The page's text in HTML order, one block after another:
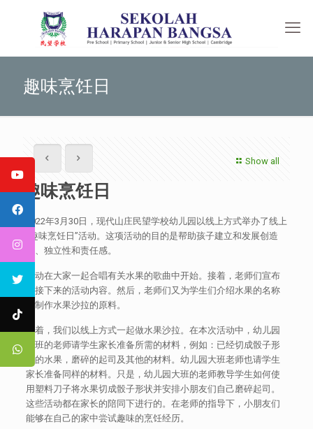
趣味烹饪日
Show all
趣味烹饪日
2022年3月30日，现代山庄民望学校幼儿园以线上方式举办了线上
“趣味烹饪日”活动。这项活动的目的是帮助孩子建立和发展创造
力、独立性和责任感。
活动在大家一起合唱有关水果的歌曲中开始。接着，老师们宣布
了接下来的活动内容。然后，老师们又为学生们介绍水果的名称
和制作水果沙拉的原料。
接着，我们以线上方式一起做水果沙拉。在本次活动中，幼儿园
中班的老师请学生家长准备所需的材料，例如：已经切成骰子形
状的水果，磨碎的起司及其他的材料。幼儿园大班老师也请学生
家长准备同样的材料。只是，幼儿园大班的老师教导学生如何使
用塑料刀子将水果切成骰子形状并安排小朋友们自己磨碎起司。
这些活动都在家长的陪同下进行的。在老师的指导下，小朋友们
能够在自己的家中尝试趣味的烹饪经历。